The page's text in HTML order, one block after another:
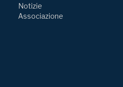
Notizie
Associazione